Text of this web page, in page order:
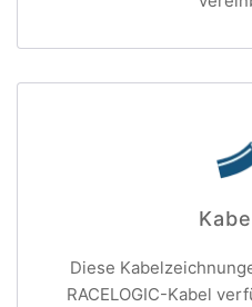
Diese
RACELOGIC-Kabel